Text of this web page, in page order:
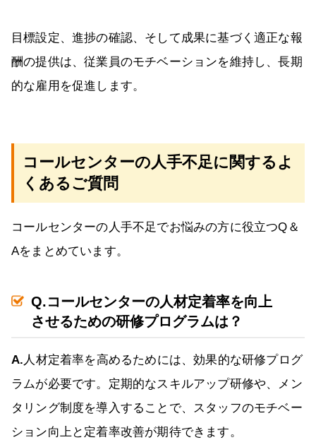
目標設定、進捗の確認、そして成果に基づく適正な報
酬の提供は、従業員のモチベーションを維持し、長期
的な雇用を促進します。
コールセンターの人手不足に関するよ
くあるご質問
コールセンターの人手不足でお悩みの方に役立つQ＆
Aをまとめています。
Q.コールセンターの人材定着率を向上
させるための研修プログラムは？
A. 人材定着率を高めるためには、効果的な研修プログ
ラムが必要です。定期的なスキルアップ研修や、メン
タリング制度を導入することで、スタッフのモチベー
ション向上と定着率改善が期待できます。